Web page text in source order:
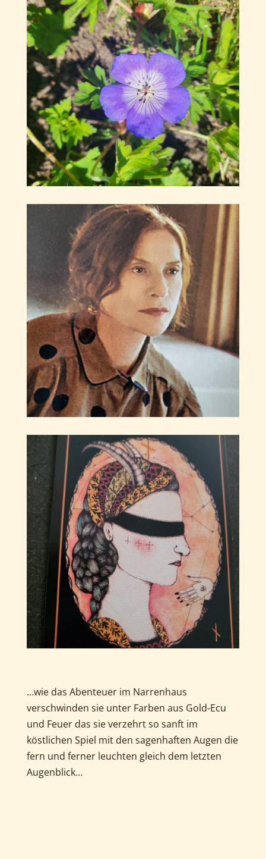
…wie das Abenteuer im Narrenhaus
verschwinden sie unter Farben aus Gold-Ecu
und Feuer das sie verzehrt so sanft im
köstlichen Spiel mit den sagenhaften Augen die
fern und ferner leuchten gleich dem letzten
Augenblick…